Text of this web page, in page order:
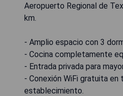
Aeropuerto Regional de
km.
- Amplio espacio con 3
- Cocina completamente
- Entrada privada para
- Conexión WiFi gratuita en
establecimiento.